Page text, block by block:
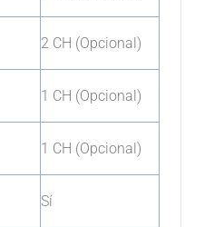
2 CH (Opcional)
1 CH (Opcional)
1 CH (Opcional)
Sí